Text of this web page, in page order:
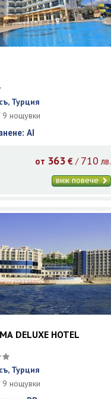
Турция
нощувки
AI
от 363 € / 710 лв.
виж повече
DELUXE HOTEL
Турция
нощувки